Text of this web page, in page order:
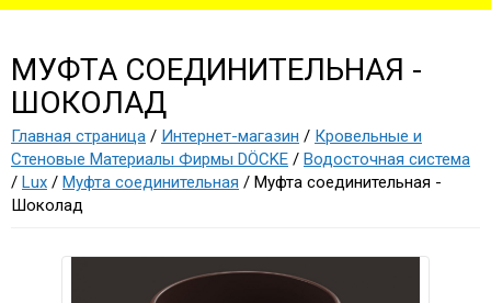
МУФТА СОЕДИНИТЕЛЬНАЯ -
ШОКОЛАД
Главная страница / Интернет-магазин / Кровельные и
Стеновые Материалы Фирмы DÖCKE / Водосточная система
/ Lux / Муфта соединительная / Муфта соединительная -
Шоколад